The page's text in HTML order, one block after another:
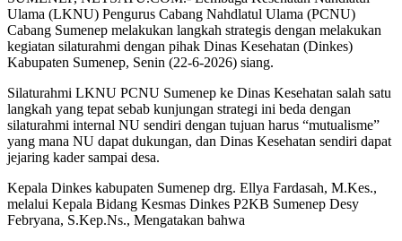
Ulama (LKNU) Pengurus Cabang Nahdlatul Ulama (PCNU)
Cabang Sumenep melakukan langkah strategis dengan melakukan
kegiatan silaturahmi dengan pihak Dinas Kesehatan (Dinkes)
Kabupaten Sumenep, Senin (22-6-2026) siang.
Silaturahmi LKNU PCNU Sumenep ke Dinas Kesehatan salah satu
langkah yang tepat sebab kunjungan strategi ini beda dengan
silaturahmi internal NU sendiri dengan tujuan harus “mutualisme”
yang mana NU dapat dukungan, dan Dinas Kesehatan sendiri dapat
jejaring kader sampai desa.
Kepala Dinkes kabupaten Sumenep drg. Ellya Fardasah, M.Kes.,
melalui Kepala Bidang Kesmas Dinkes P2KB Sumenep Desy
Febryana, S.Kep.Ns., Mengatakan bahwa